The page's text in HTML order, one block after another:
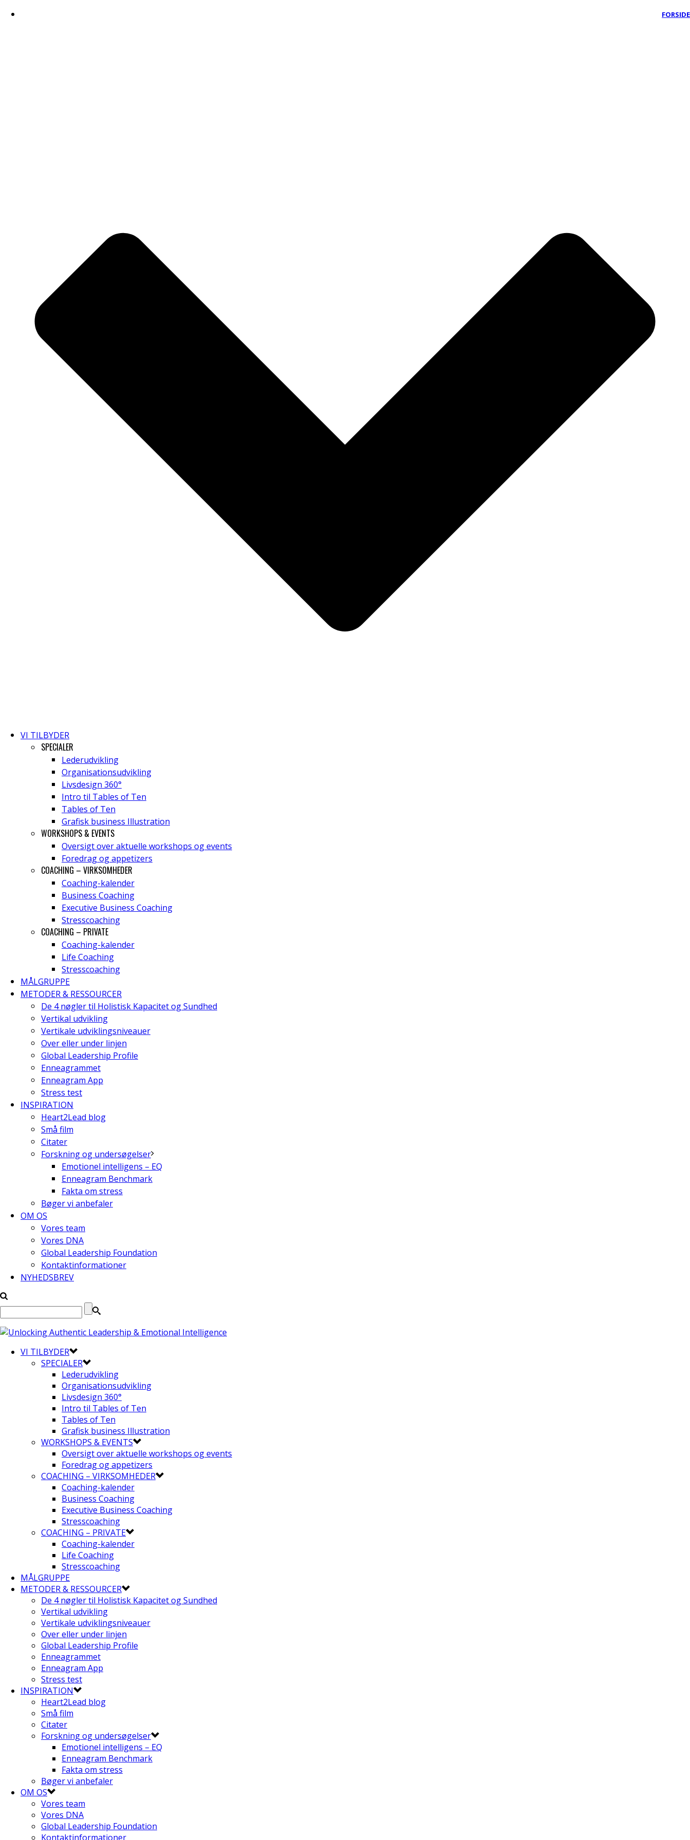
FORSIDE
VI TILBYDER
SPECIALER
Lederudvikling
Organisationsudvikling
Livsdesign 360°
Intro til Tables of Ten
Tables of Ten
Grafisk business Illustration
WORKSHOPS & EVENTS
Oversigt over aktuelle workshops og events
Foredrag og appetizers
COACHING – VIRKSOMHEDER
Coaching-kalender
Business Coaching
Executive Business Coaching
Stresscoaching
COACHING – PRIVATE
Coaching-kalender
Life Coaching
Stresscoaching
MÅLGRUPPE
METODER & RESSOURCER
De 4 nøgler til Holistisk Kapacitet og Sundhed
Vertikal udvikling
Vertikale udviklingsniveauer
Over eller under linjen
Global Leadership Profile
Enneagrammet
Enneagram App
Stress test
INSPIRATION
Heart2Lead blog
Små film
Citater
Forskning og undersøgelser
Emotionel intelligens – EQ
Enneagram Benchmark
Fakta om stress
Bøger vi anbefaler
OM OS
Vores team
Vores DNA
Global Leadership Foundation
Kontaktinformationer
NYHEDSBREV
VI TILBYDER
SPECIALER
Lederudvikling
Organisationsudvikling
Livsdesign 360°
Intro til Tables of Ten
Tables of Ten
Grafisk business Illustration
WORKSHOPS & EVENTS
Oversigt over aktuelle workshops og events
Foredrag og appetizers
COACHING – VIRKSOMHEDER
Coaching-kalender
Business Coaching
Executive Business Coaching
Stresscoaching
COACHING – PRIVATE
Coaching-kalender
Life Coaching
Stresscoaching
MÅLGRUPPE
METODER & RESSOURCER
De 4 nøgler til Holistisk Kapacitet og Sundhed
Vertikal udvikling
Vertikale udviklingsniveauer
Over eller under linjen
Global Leadership Profile
Enneagrammet
Enneagram App
Stress test
INSPIRATION
Heart2Lead blog
Små film
Citater
Forskning og undersøgelser
Emotionel intelligens – EQ
Enneagram Benchmark
Fakta om stress
Bøger vi anbefaler
OM OS
Vores team
Vores DNA
Global Leadership Foundation
Kontaktinformationer